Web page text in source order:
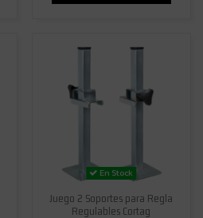
En Stock
Juego 2 Soportes para Regla
Regulables Cortag